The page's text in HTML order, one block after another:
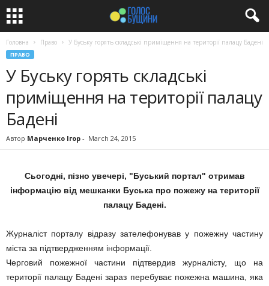
Головна Право У Буську горять складські приміщення на території палацу Бадені
ПРАВО
У Буську горять складські
приміщення на території палацу
Бадені
Автор Марченко Ігор - March 24, 2015
Сьогодні, пізно увечері, "Буський портал" отримав
інформацію від мешканки Буська про пожежу на території
палацу Бадені.
Журналіст порталу відразу зателефонував у пожежну частину
міста за підтвердженням інформації.
Черговий пожежної частини підтвердив журналісту, що на
території палацу Бадені зараз перебуває пожежна машина, яка